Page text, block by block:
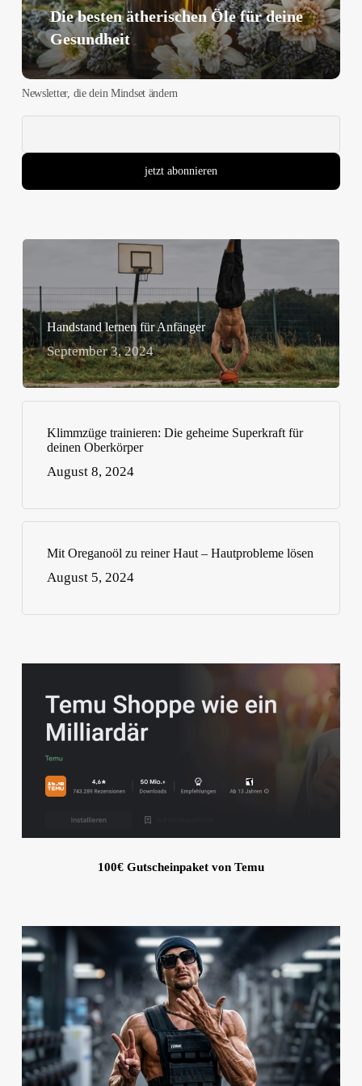
Die besten ätherischen Öle für deine
Gesundheit
Newsletter, die dein Mindset ändern
Handstand lernen für Anfänger
September 3, 2024
Klimmzüge trainieren: Die geheime Superkraft für
deinen Oberkörper
August 8, 2024
Mit Oreganoöl zu reiner Haut – Hautprobleme lösen
August 5, 2024
100€ Gutscheinpaket von Temu